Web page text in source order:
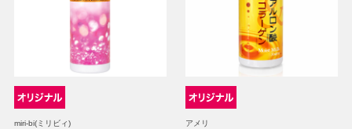
miri-bi(ミリビィ) アメリ